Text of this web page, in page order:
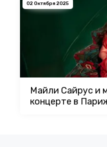
02 Октября 2025
Майли Сайрус и
концерте в